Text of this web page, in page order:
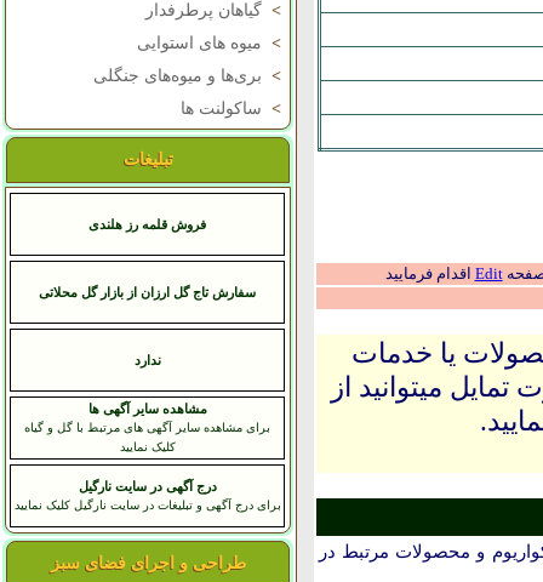
> گیاهان پرطرفدار
> میوه های استوایی
> بری‌ها و میوه‌های جنگلی
> ساکولنت ها
تبلیغات
فروش قلمه رز هلندی
سفارش تاج گل ارزان از بازار گل محلاتی
ندارد
مشاهده سایر آگهی ها
برای مشاهده سایر آگهی های مرتبط با گل و گیاه
کلیک نمایید
درج آگهی در سایت نارگیل
برای درج آگهی و تبلیغات در سایت نارگیل کلیک نمایید
طراحی و اجرای فضای سبز
صفحهEdit اقدام فرمایید
یا خدمات
میتوانید از
و محصولات مرتبط در